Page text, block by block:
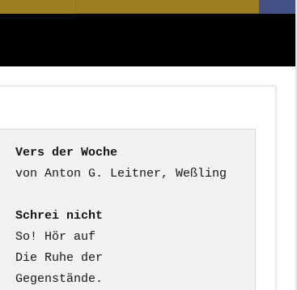
nach:
Vers der Woche
Schrei nicht
So! Hör auf
Die Ruhe der
Gegenstände.